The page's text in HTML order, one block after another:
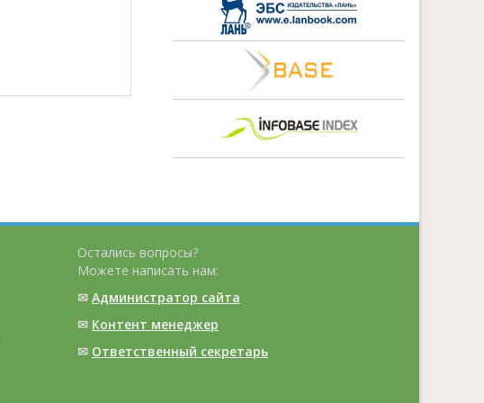
Остались вопросы?
Можете написать нам:
✉ Администратор сайта
✉ Контент менеджер
✉ Ответственный cекретарь